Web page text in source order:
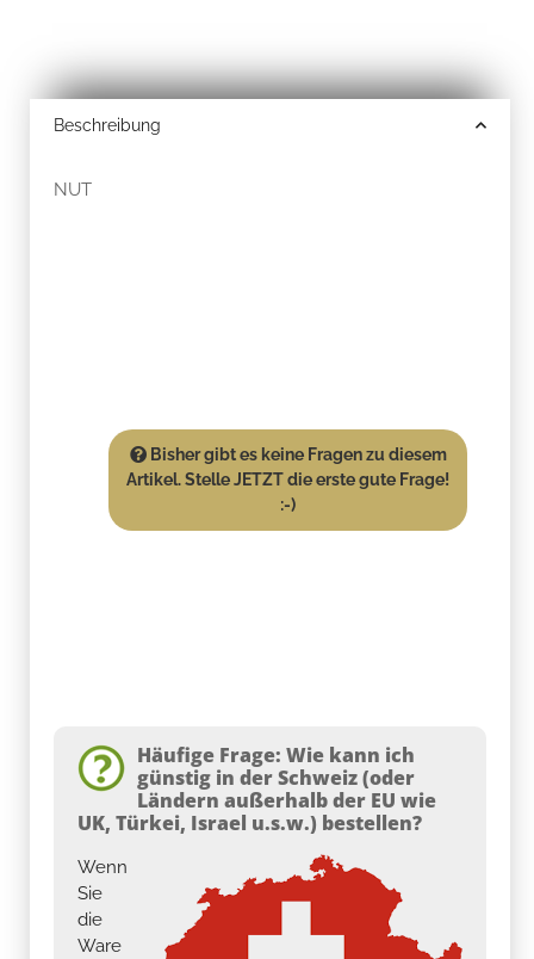
Beschreibung
NUT
Bisher gibt es keine Fragen zu diesem
Artikel. Stelle JETZT die erste gute Frage!
:-)
Häufige Frage: Wie kann ich
günstig in der Schweiz (oder
Ländern außerhalb der EU wie
UK, Türkei, Israel u.s.w.) bestellen?
Wenn
Sie
die
Ware